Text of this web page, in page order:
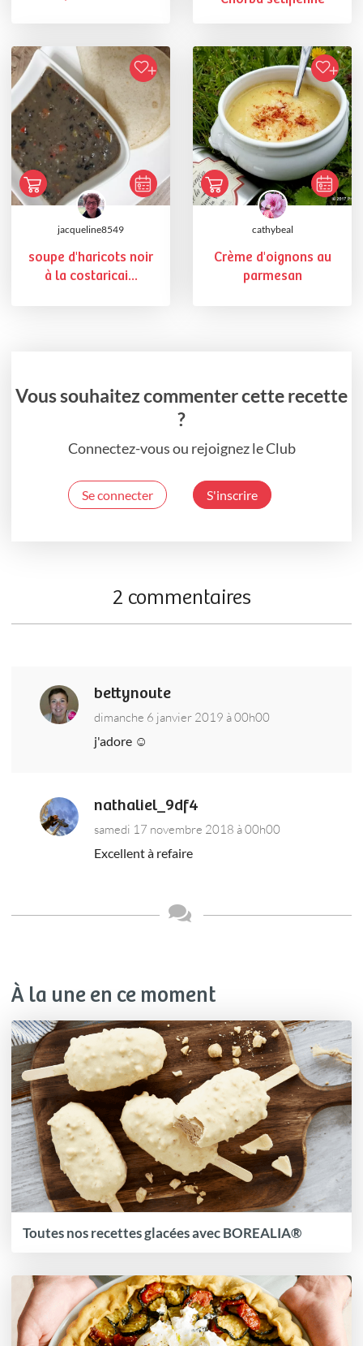
jacqueline8549
soupe d'haricots noir
à la costaricai...
cathybeal
Crème d'oignons au
parmesan
Vous souhaitez commenter cette recette
?
Connectez-vous ou rejoignez le Club
Se connecter S'inscrire
2 commentaires
bettynoute
dimanche 6 janvier 2019 à 00h00
j'adore ☺
nathaliel_9df4
samedi 17 novembre 2018 à 00h00
Excellent à refaire
À la une en ce moment
Toutes nos recettes glacées avec BOREALIA®